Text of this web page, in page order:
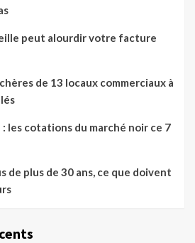
peut alourdir votre facture
de 13 locaux commerciaux à
les cotations du marché noir ce 7
de plus de 30 ans, ce que doivent